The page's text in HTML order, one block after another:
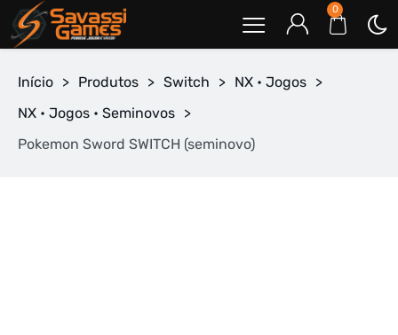
0
Início > Produtos > Switch > NX • Jogos >
NX • Jogos • Seminovos >
Pokemon Sword SWITCH (seminovo)